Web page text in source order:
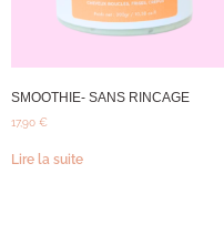
SMOOTHIE- SANS RINCAGE
17,90 €
Lire la suite